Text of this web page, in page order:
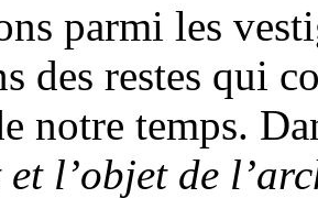
parmi les
des restes qui
notre temps.
et l’objet de